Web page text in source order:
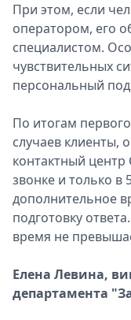
При этом, если
оператором, его
специалистом.
чувствительных
персональный
По итогам
случаев
контактный центр
звонке и только в
дополнительное
подготовку
время не
Елена Левина,
департамента